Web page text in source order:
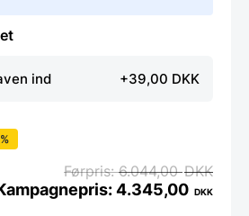
ind +39,00 DKK
6.044,00DKK
4.345,00 DKK